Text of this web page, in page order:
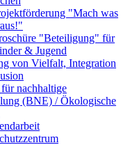
"Mach was
"Beteiligung" für
& Jugend
von Vielfalt, Integration
nachhaltige
(BNE) / Ökologische